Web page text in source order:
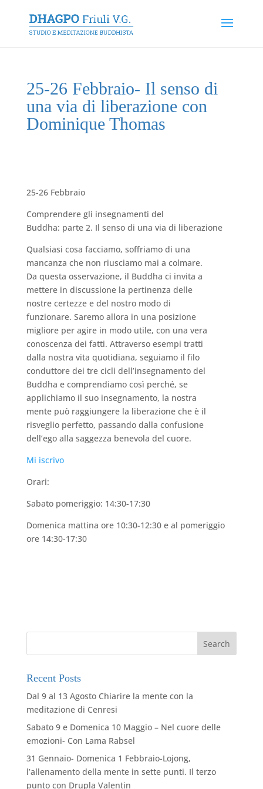
25-26 Febbraio- Il senso di
una via di liberazione con
Dominique Thomas
25-26 Febbraio
Comprendere gli insegnamenti del
Buddha: parte 2. Il senso di una via di liberazione
Qualsiasi cosa facciamo, soffriamo di una
mancanza che non riusciamo mai a colmare.
Da questa osservazione, il Buddha ci invita a
mettere in discussione la pertinenza delle
nostre certezze e del nostro modo di
funzionare. Saremo allora in una posizione
migliore per agire in modo utile, con una vera
conoscenza dei fatti. Attraverso esempi tratti
dalla nostra vita quotidiana, seguiamo il filo
conduttore dei tre cicli dell’insegnamento del
Buddha e comprendiamo così perché, se
applichiamo il suo insegnamento, la nostra
mente può raggiungere la liberazione che è il
risveglio perfetto, passando dalla confusione
dell’ego alla saggezza benevola del cuore.
Mi iscrivo
Orari:
Sabato pomeriggio: 14:30-17:30
Domenica mattina ore 10:30-12:30 e al pomeriggio
ore 14:30-17:30
Recent Posts
Dal 9 al 13 Agosto Chiarire la mente con la
meditazione di Cenresi
Sabato 9 e Domenica 10 Maggio – Nel cuore delle
emozioni- Con Lama Rabsel
31 Gennaio- Domenica 1 Febbraio-Lojong,
l’allenamento della mente in sette punti. Il terzo
punto con Drupla Valentin